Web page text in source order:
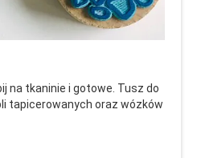
na tkaninie i gotowe. Tusz do
tapicerowanych oraz wózków